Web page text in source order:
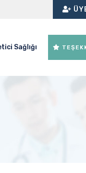
Sağlığı